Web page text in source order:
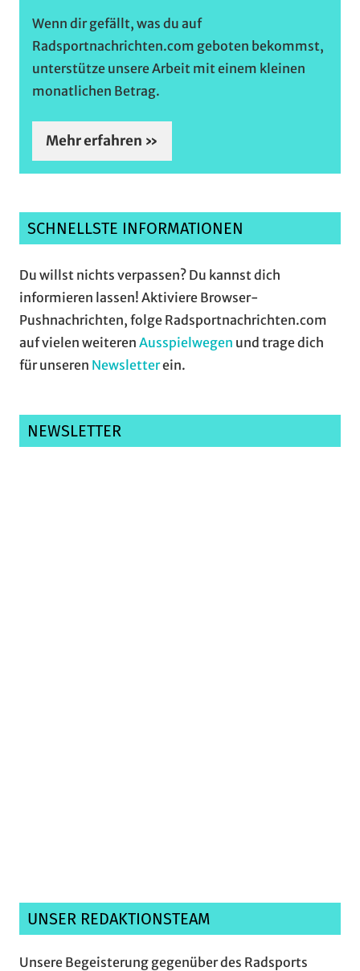
Wenn dir gefällt, was du auf
Radsportnachrichten.com geboten bekommst,
unterstütze unsere Arbeit mit einem kleinen
monatlichen Betrag.
Mehr erfahren »
SCHNELLSTE INFORMATIONEN
Du willst nichts verpassen? Du kannst dich
informieren lassen! Aktiviere Browser-
Pushnachrichten, folge Radsportnachrichten.com
auf vielen weiteren Ausspielwegen und trage dich
für unseren Newsletterein.
NEWSLETTER
UNSER REDAKTIONSTEAM
Unsere Begeisterung gegenüber des Radsports